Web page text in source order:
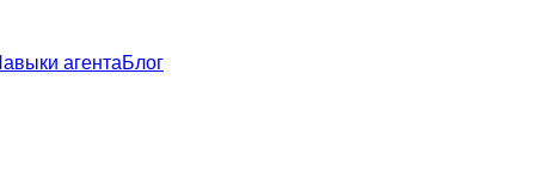
агентаБлог